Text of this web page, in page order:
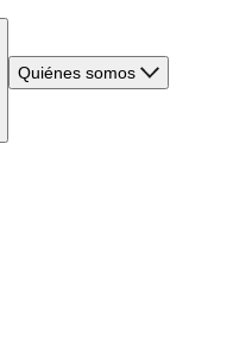
Quiénes somos